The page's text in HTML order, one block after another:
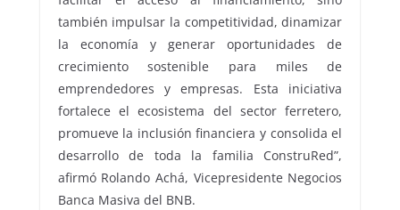
también impulsar la competitividad, dinamizar
la economía y generar oportunidades de
crecimiento sostenible para miles de
emprendedores y empresas. Esta iniciativa
fortalece el ecosistema del sector ferretero,
promueve la inclusión financiera y consolida el
desarrollo de toda la familia ConstruRed”,
afirmó Rolando Achá, Vicepresidente Negocios
Banca Masiva del BNB.